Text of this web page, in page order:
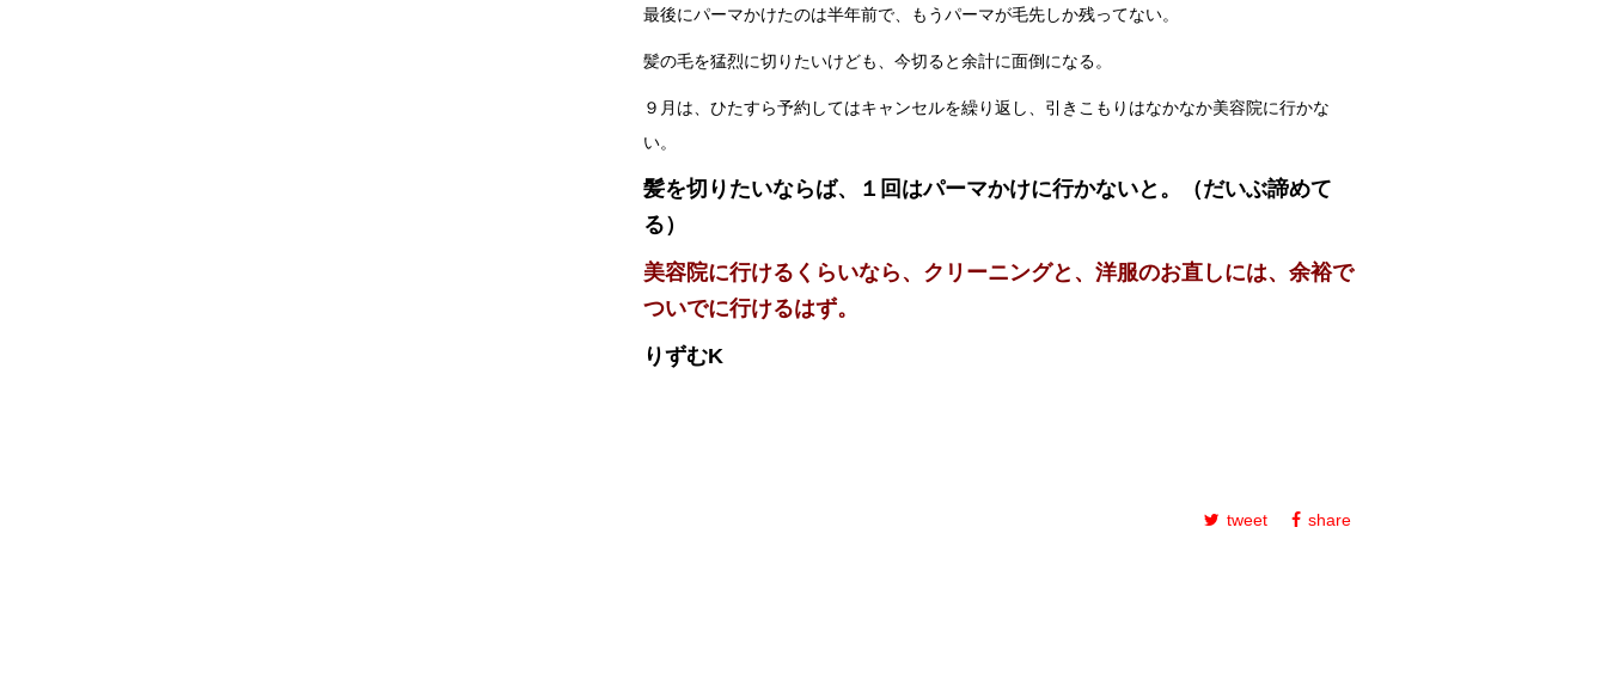
最後にパーマかけたのは半年前で、もうパーマが毛先しか残ってない。
髪の毛を猛烈に切りたいけども、今切ると余計に面倒になる。
９月は、ひたすら予約してはキャンセルを繰り返し、引きこもりはなかなか美容院に行かな
い。
髪を切りたいならば、１回はパーマかけに行かないと。（だいぶ諦めて
る）
美容院に行けるくらいなら、クリーニングと、洋服のお直しには、余裕で
ついでに行けるはず。
りずむK
tweet share